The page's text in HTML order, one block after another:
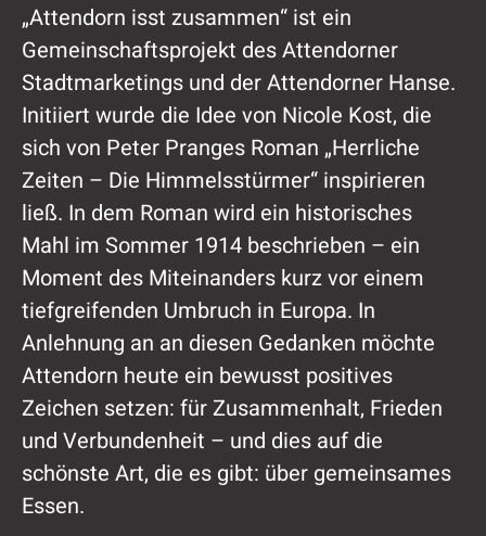
„Attendorn isst zusammen“ ist ein
Gemeinschaftsprojekt des Attendorner
Stadtmarketings und der Attendorner Hanse.
Initiiert wurde die Idee von Nicole Kost, die
sich von Peter Pranges Roman „Herrliche
Zeiten – Die Himmelsstürmer“ inspirieren
ließ. In dem Roman wird ein historisches
Mahl im Sommer 1914 beschrieben – ein
Moment des Miteinanders kurz vor einem
tiefgreifenden Umbruch in Europa. In
Anlehnung an an diesen Gedanken möchte
Attendorn heute ein bewusst positives
Zeichen setzen: für Zusammenhalt, Frieden
und Verbundenheit – und dies auf die
schönste Art, die es gibt: über gemeinsames
Essen.